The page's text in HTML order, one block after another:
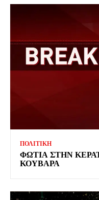
ΠΟΛΙΤΙΚΗ
ΦΩΤΙΑ ΣΤΗΝ
ΚΟΥΒΑΡΑ